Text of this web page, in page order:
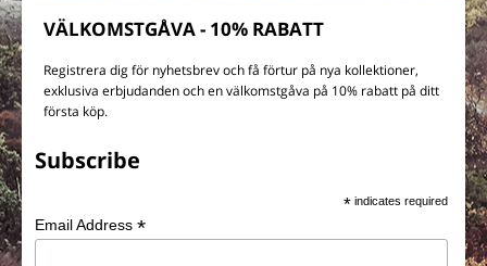
VÄLKOMSTGÅVA - 10% RABATT
Registrera dig för nyhetsbrev och få förtur på nya kollektioner,
exklusiva erbjudanden och en välkomstgåva på 10% rabatt på ditt
första köp.
Subscribe
* indicates required
Email Address*